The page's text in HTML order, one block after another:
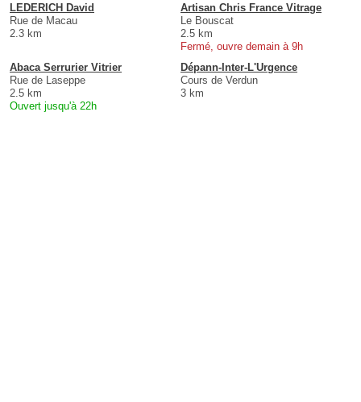
LEDERICH David
Rue de Macau
2.3 km
Artisan Chris France Vitrage
Le Bouscat
2.5 km
Fermé, ouvre demain à 9h
Abaca Serrurier Vitrier
Rue de Laseppe
2.5 km
Ouvert jusqu'à 22h
Dépann-Inter-L'Urgence
Cours de Verdun
3 km